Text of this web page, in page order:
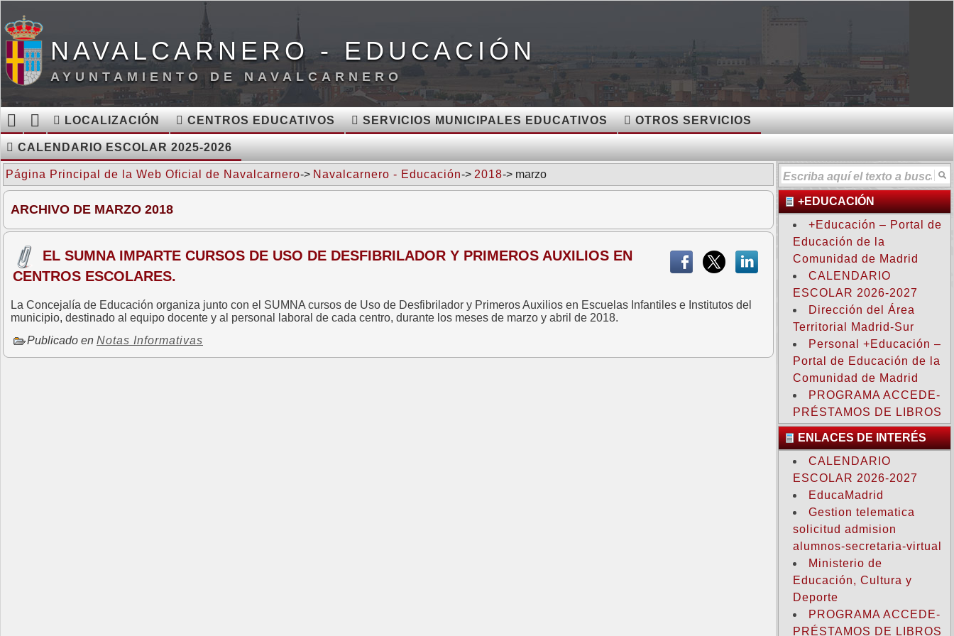
NAVALCARNERO - EDUCACIÓN
AYUNTAMIENTO DE NAVALCARNERO
LOCALIZACIÓN CENTROS EDUCATIVOS SERVICIOS MUNICIPALES EDUCATIVOS OTROS SERVICIOS
CALENDARIO ESCOLAR 2025-2026
Página Principal de la Web Oficial de Navalcarnero-> Navalcarnero - Educación-> 2018-> marzo
ARCHIVO DE MARZO 2018
EL SUMNA IMPARTE CURSOS DE USO DE DESFIBRILADOR Y PRIMEROS AUXILIOS EN
CENTROS ESCOLARES.
La Concejalía de Educación organiza junto con el SUMNA cursos de Uso de Desfibrilador y Primeros Auxilios en Escuelas Infantiles e Institutos del
municipio, destinado al equipo docente y al personal laboral de cada centro, durante los meses de marzo y abril de 2018.
Publicado en Notas Informativas
+EDUCACIÓN
+Educación – Portal de
Educación de la
Comunidad de Madrid
CALENDARIO
ESCOLAR 2026-2027
Dirección del Área
Territorial Madrid-Sur
Personal +Educación –
Portal de Educación de la
Comunidad de Madrid
PROGRAMA ACCEDE-
PRÉSTAMOS DE LIBROS
ENLACES DE INTERÉS
CALENDARIO
ESCOLAR 2026-2027
EducaMadrid
Gestion telematica
solicitud admision
alumnos-secretaria-virtual
Ministerio de
Educación, Cultura y
Deporte
PROGRAMA ACCEDE-
PRÉSTAMOS DE LIBROS